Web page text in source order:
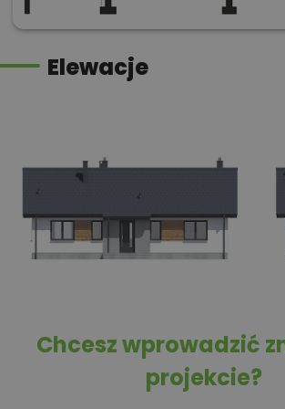
Elewacje
Chcesz wprowadzić
projekcie?